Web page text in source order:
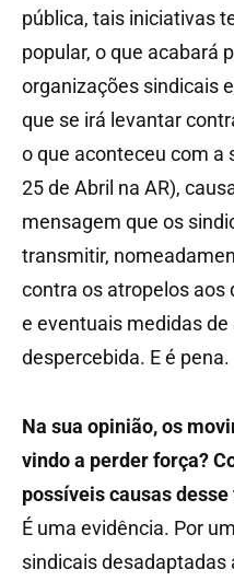
pública, tais iniciativas
popular, o que acabará
organizações sindicais
que se irá levantar
o que aconteceu com a
25 de Abril na AR),
mensagem que os
transmitir,
contra os atropelos aos
e eventuais medidas
despercebida. E é pena.
Na sua opinião, os
vindo a perder força?
possíveis causas desse
É uma evidência. Por
sindicais